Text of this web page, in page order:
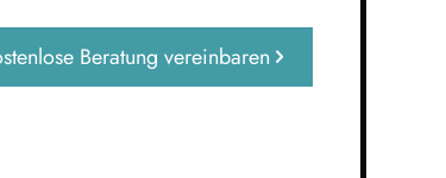
Beratung vereinbaren